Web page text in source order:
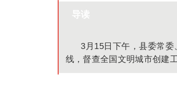
导读
3月15日下午，县委常
线，督查全国文明城市创建